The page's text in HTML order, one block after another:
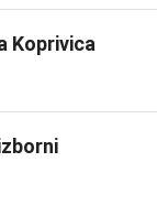
Koprivica